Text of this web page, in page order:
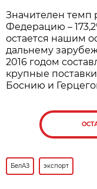
Значителен темп
Федерацию –
остается нашим
дальнему
2016 годом
крупные
Боснию и
БелАЗ экспорт